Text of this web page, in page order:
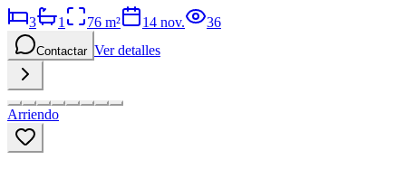
3 1 76 m² 14 nov. 36
Contactar Ver detalles
Arriendo